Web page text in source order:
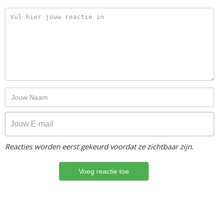
Reacties worden eerst gekeurd voordat ze zichtbaar zijn.